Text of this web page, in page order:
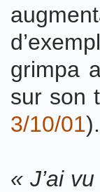
grimpa
sur son
3/10/01).
« J’ai